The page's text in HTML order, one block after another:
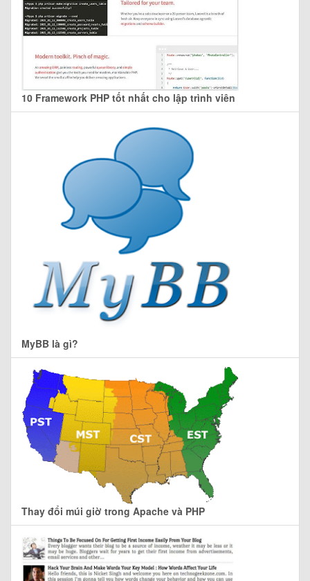
10 Framework PHP tốt nhất cho lập trình viên
MyBB là gì?
Thay đổi múi giờ trong Apache và PHP